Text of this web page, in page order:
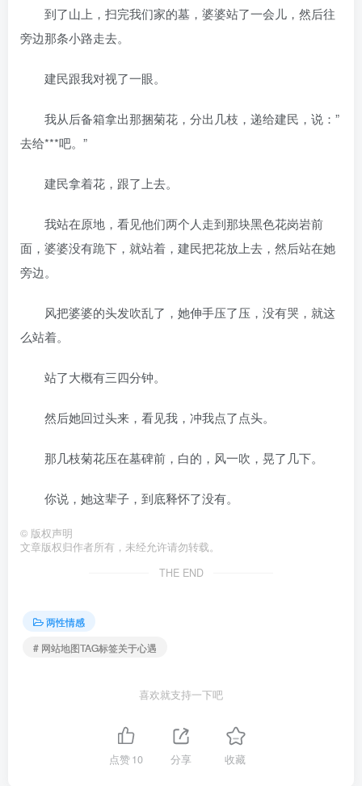
到了山上，扫完我们家的墓，婆婆站了一会儿，然后往
旁边那条小路走去。
建民跟我对视了一眼。
我从后备箱拿出那捆菊花，分出几枝，递给建民，说：”
去给***吧。”
建民拿着花，跟了上去。
我站在原地，看见他们两个人走到那块黑色花岗岩前
面，婆婆没有跪下，就站着，建民把花放上去，然后站在她
旁边。
风把婆婆的头发吹乱了，她伸手压了压，没有哭，就这
么站着。
站了大概有三四分钟。
然后她回过头来，看见我，冲我点了点头。
那几枝菊花压在墓碑前，白的，风一吹，晃了几下。
你说，她这辈子，到底释怀了没有。
© 版权声明
文章版权归作者所有，未经允许请勿转载。
THE END
两性情感
# 网站地图TAG标签关于心遇
喜欢就支持一下吧
点赞10 分享 收藏